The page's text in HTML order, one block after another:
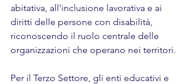
abitativa, all'inclusione lavorativa e ai
diritti delle persone con disabilità,
riconoscendo il ruolo centrale delle
organizzazioni che operano nei territori.
Per il Terzo Settore, gli enti educativi e